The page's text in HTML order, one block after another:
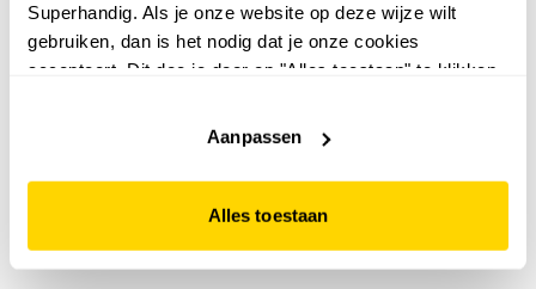
Superhandig. Als je onze website op deze wijze wilt
gebruiken, dan is het nodig dat je onze cookies
accepteert. Dit doe je door op "Alles toestaan" te klikken.
website niet optimaal functioneert.
Aanpassen
Alles toestaan